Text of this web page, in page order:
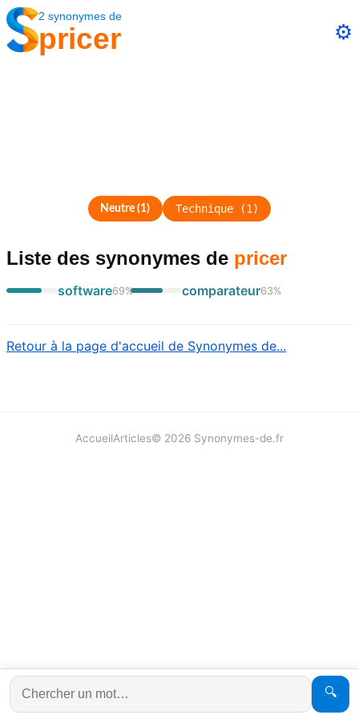
2 synonymes de
pricer ⚙️
Neutre (1) Technique(1 )
Liste des synonymes de pricer
software69% comparateur63%
Retour à la page d'accueil de Synonymes de...
🔍
AccueilArticles© 2026 Synonymes-de.fr